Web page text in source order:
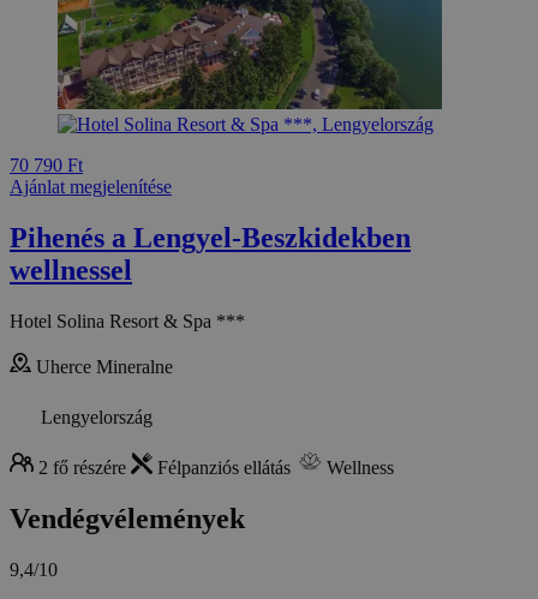
70 790 Ft
Ajánlat megjelenítése
Pihenés a Lengyel-Beszkidekben
wellnessel
Hotel Solina Resort & Spa ***
Uherce Mineralne
Lengyelország
2 fő részére Félpanziós ellátás Wellness
Vendégvélemények
9,4/10